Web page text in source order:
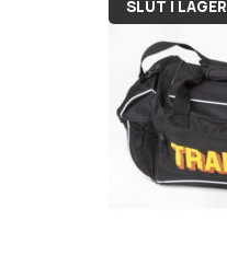
SLUT I LAGER